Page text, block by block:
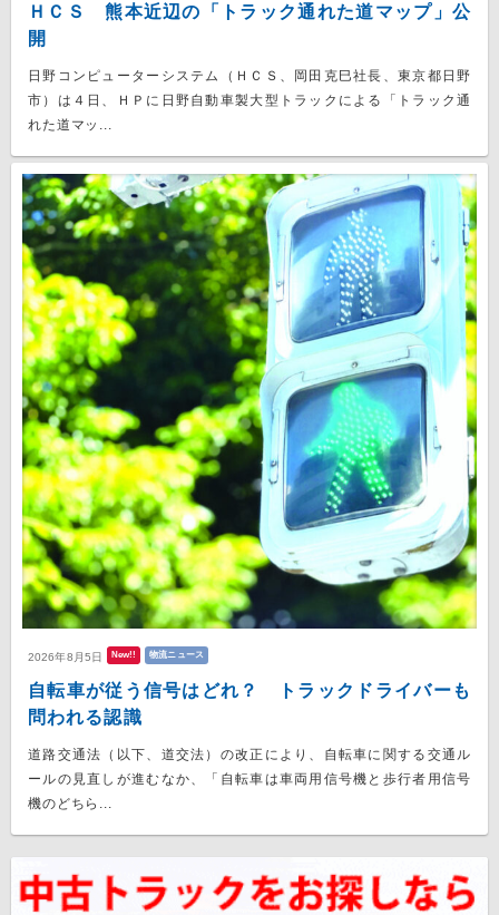
ＨＣＳ 熊本近辺の「トラック通れた道マップ」公
開
日野コンピューターシステム（ＨＣＳ、岡田克巳社長、東京都日野
市）は４日、ＨＰに日野自動車製大型トラックによる「トラック通
れた道マッ...
2026年8月5日 New!! 物流ニュース
自転車が従う信号はどれ？ トラックドライバーも
問われる認識
道路交通法（以下、道交法）の改正により、自転車に関する交通ル
ールの見直しが進むなか、「自転車は車両用信号機と歩行者用信号
機のどちら...